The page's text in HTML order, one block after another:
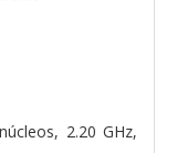
2.20 GHz,